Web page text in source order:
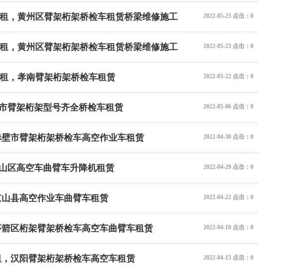
2022-05-23 点击：0
，黄州区臂架桁架桥检车租赁桥梁维修施工
2022-05-23 点击：0
，黄州区臂架桁架桥检车租赁桥梁维修施工
2022-05-22 点击：0
，孝南臂架桁架桥检车租赁
2022-05-06 点击：0
臂架桁架型号齐全桥检车租赁
2022-04-30 点击：0
市臂架桁架桥检车高空作业车租赁
2022-04-29 点击：0
区高空车曲臂车升降机租赁
2022-04-22 点击：0
县高空作业车曲臂车租赁
2022-04-18 点击：0
区桁架臂架桥检车高空车曲臂车租赁
2022-04-15 点击：0
汉阳臂架桁架桥检车高空车租赁